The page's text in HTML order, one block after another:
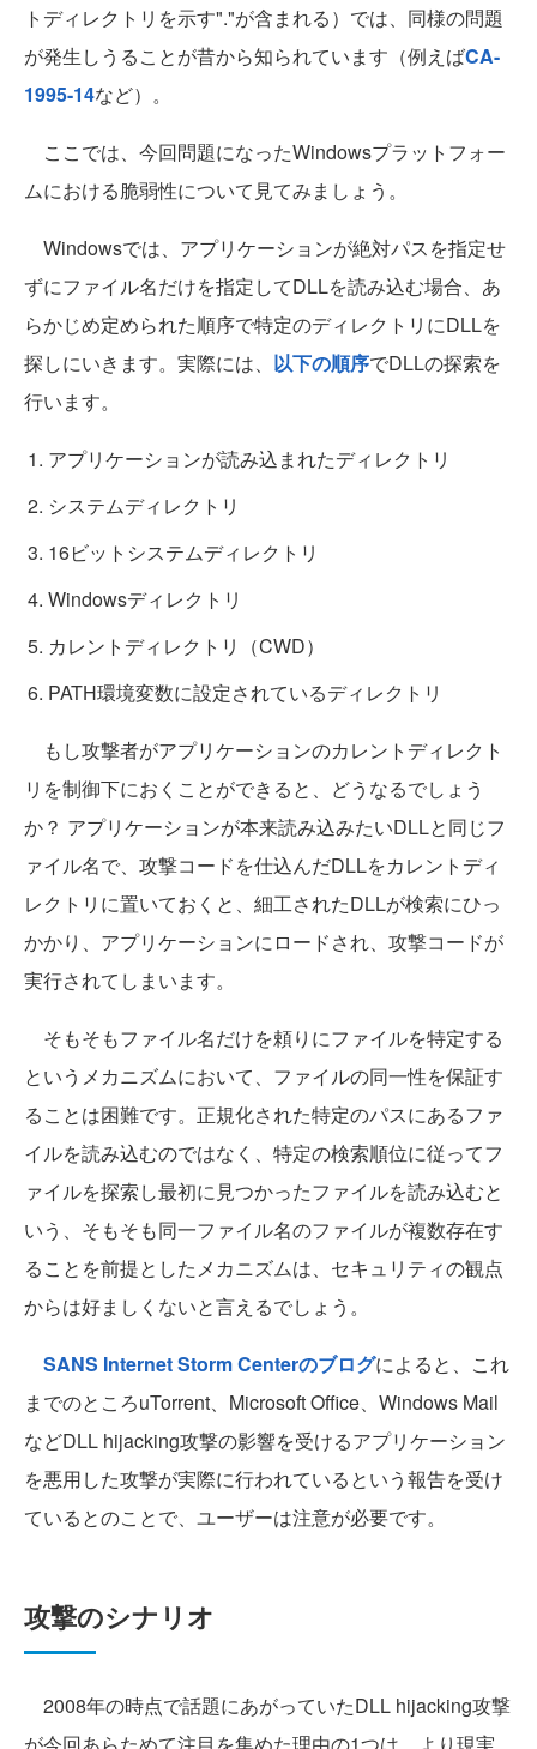
トディレクトリを示す"."が含まれる）では、同様の問題
が発生しうることが昔から知られています（例えばCA-
1995-14など）。
ここでは、今回問題になったWindowsプラットフォー
ムにおける脆弱性について見てみましょう。
Windowsでは、アプリケーションが絶対パスを指定せ
ずにファイル名だけを指定してDLLを読み込む場合、あ
らかじめ定められた順序で特定のディレクトリにDLLを
探しにいきます。実際には、 以下の順序でDLLの探索を
行います。
アプリケーションが読み込まれたディレクトリ
システムディレクトリ
16ビットシステムディレクトリ
Windowsディレクトリ
カレントディレクトリ（CWD）
PATH環境変数に設定されているディレクトリ
もし攻撃者がアプリケーションのカレントディレクト
リを制御下におくことができると、どうなるでしょう
か？ アプリケーションが本来読み込みたいDLLと同じフ
ァイル名で、攻撃コードを仕込んだDLLをカレントディ
レクトリに置いておくと、細工されたDLLが検索にひっ
かかり、アプリケーションにロードされ、攻撃コードが
実行されてしまいます。
そもそもファイル名だけを頼りにファイルを特定する
というメカニズムにおいて、ファイルの同一性を保証す
ることは困難です。正規化された特定のパスにあるファ
イルを読み込むのではなく、特定の検索順位に従ってフ
ァイルを探索し最初に見つかったファイルを読み込むと
いう、そもそも同一ファイル名のファイルが複数存在す
ることを前提としたメカニズムは、セキュリティの観点
からは好ましくないと言えるでしょう。
SANS Internet Storm Centerのブログによると、これ
までのところuTorrent、Microsoft Office、Windows Mail
などDLL hijacking攻撃の影響を受けるアプリケーション
を悪用した攻撃が実際に行われているという報告を受け
ているとのことで、ユーザーは注意が必要です。
攻撃のシナリオ
2008年の時点で話題にあがっていたDLL hijacking攻撃